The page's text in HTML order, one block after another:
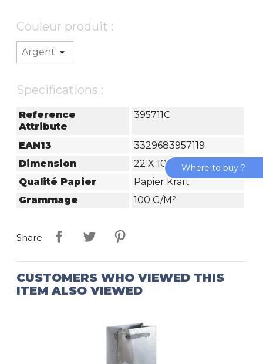
Couleur produit :
Specifications :
Reference
Attribute
395711C
EAN13
3329683957119
Dimension
22 X 10 X 27 Cm
Qualité Papier
Papier Kraft
Grammage
100 G/m²
Share
CUSTOMERS WHO VIEWED THIS
ITEM ALSO VIEWED
Where to buy ?